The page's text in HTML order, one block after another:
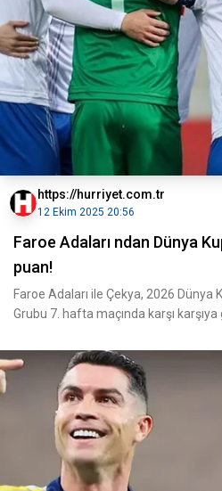
https://hurriyet.com.tr
12 Ekim 2025 20:56
Faroe Adaları ndan Dünya
puan!
Faroe Adaları ile Çekya, 2026 Dünya
Grubu 7. hafta maçında karşı